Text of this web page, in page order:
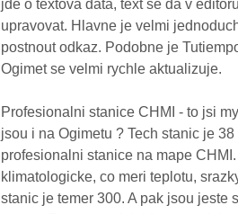
jde o textova data, text se da v
upravovat. Hlavne je velmi
postnout odkaz. Podobne je
Ogimet se velmi rychle aktualizuje.
Profesionalni stanice CHMI - to jsi
jsou i na Ogimetu ? Tech stanic je
profesionalni stanice na mape
klimatologicke, co meri teplotu,
stanic je temer 300. A pak jsou jeste